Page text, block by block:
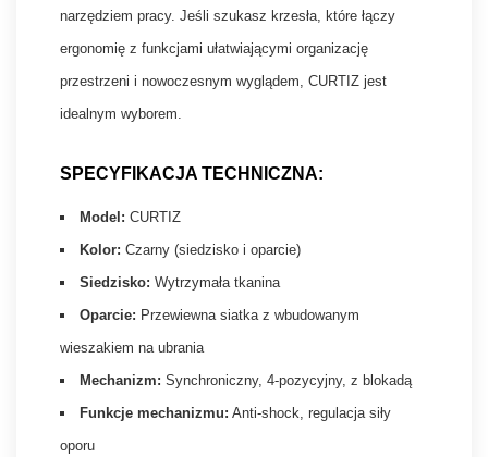
narzędziem pracy. Jeśli szukasz krzesła, które łączy
ergonomię z funkcjami ułatwiającymi organizację
przestrzeni i nowoczesnym wyglądem, CURTIZ jest
idealnym wyborem.
SPECYFIKACJA TECHNICZNA:
Model: CURTIZ
Kolor: Czarny (siedzisko i oparcie)
Siedzisko: Wytrzymała tkanina
Oparcie: Przewiewna siatka z wbudowanym
wieszakiem na ubrania
Mechanizm: Synchroniczny, 4-pozycyjny, z blokadą
Funkcje mechanizmu: Anti-shock, regulacja siły
oporu